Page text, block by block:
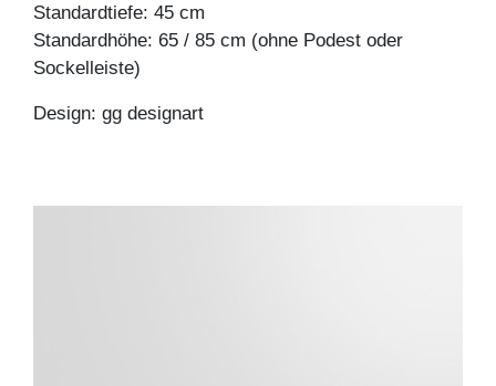
Standardtiefe: 45 cm
Standardhöhe: 65 / 85 cm (ohne Podest oder
Sockelleiste)
Design: gg designart